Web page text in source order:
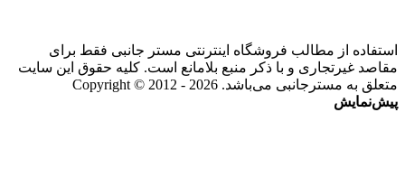
استفاده از مطالب فروشگاه اینترنتی مستر جانبی فقط برای
مقاصد غیرتجاری و با ذکر منبع بلامانع است. کلیه حقوق این سایت
متعلق به مسترجانبی می‌باشد. Copyright © 2012 - 2026
پیش‌نمایش